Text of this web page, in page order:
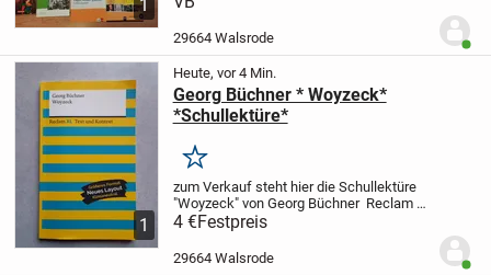
1
Alle in einem sehr guten Zustand. Auf der
29664 Walsrode
1
Heute, vor 4 Min.
Georg Büchner * Woyzeck*
*Schullektüre*
Merken
zum Verkauf steht hier die Schullektüre
"Woyzeck" von Georg Büchner Reclam XL
Text und Kontext
Das Buch wurde einmal gelesen, ist
aber in einem neuwertigen Zustand.
4 €Festpreis
29664 Walsrode